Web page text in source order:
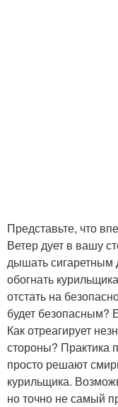
Представьте, что
Ветер дует в вашу
дышать сигаретным
обогнать
отстать на
будет безопасным?
Как отреагирует
стороны? Практика
просто решают
курильщика.
но точно не самый